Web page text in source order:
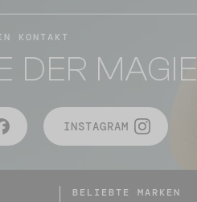
KONTAKT
DER MAGIE
INSTAGRAM
BELIEBTE MARKEN